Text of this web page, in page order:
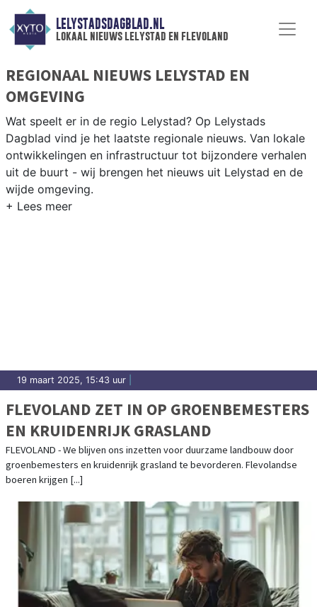
LELYSTADSDAGBLAD.NL
lokaal nieuws lelystad en flevoland
REGIONAAL NIEUWS LELYSTAD EN
OMGEVING
Wat speelt er in de regio Lelystad? Op Lelystads
Dagblad vind je het laatste regionale nieuws. Van lokale
ontwikkelingen en infrastructuur tot bijzondere verhalen
uit de buurt - wij brengen het nieuws uit Lelystad en de
wijde omgeving.
19 maart 2025, 15:43 uur
FLEVOLAND ZET IN OP GROENBEMESTERS
EN KRUIDENRIJK GRASLAND
FLEVOLAND - We blijven ons inzetten voor duurzame landbouw door
groenbemesters en kruidenrijk grasland te bevorderen. Flevolandse
boeren krijgen [...]